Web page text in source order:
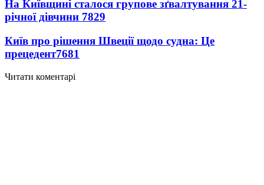
На Київщині сталося групове зґвалтування 21-
річної дівчини 7829
Київ про рішення Швеції щодо судна: Це
прецедент7681
Читати коментарі